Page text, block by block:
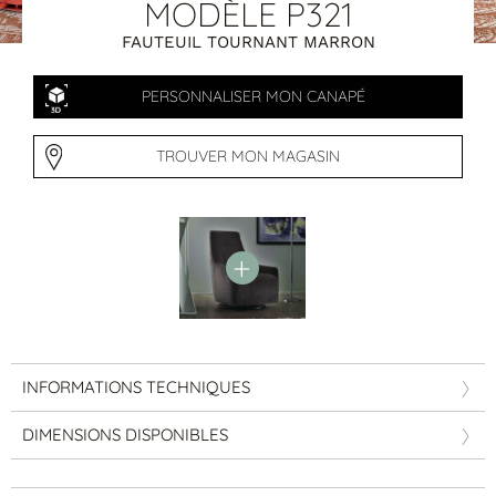
PAR FORME
Canapés avec méridienne
PAR STYLE
Classique
Contemporain
MODÈLE P321
FAUTEUIL TOURNANT MARRON
PERSONNALISER MON CANAPÉ
TROUVER MON MAGASIN
INFORMATIONS TECHNIQUES
DIMENSIONS DISPONIBLES